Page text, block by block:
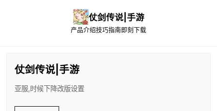
仗剑传说|手游
产品介绍技巧指南 即刻下载
仗剑传说|手游
亚服,时候下降改版设置